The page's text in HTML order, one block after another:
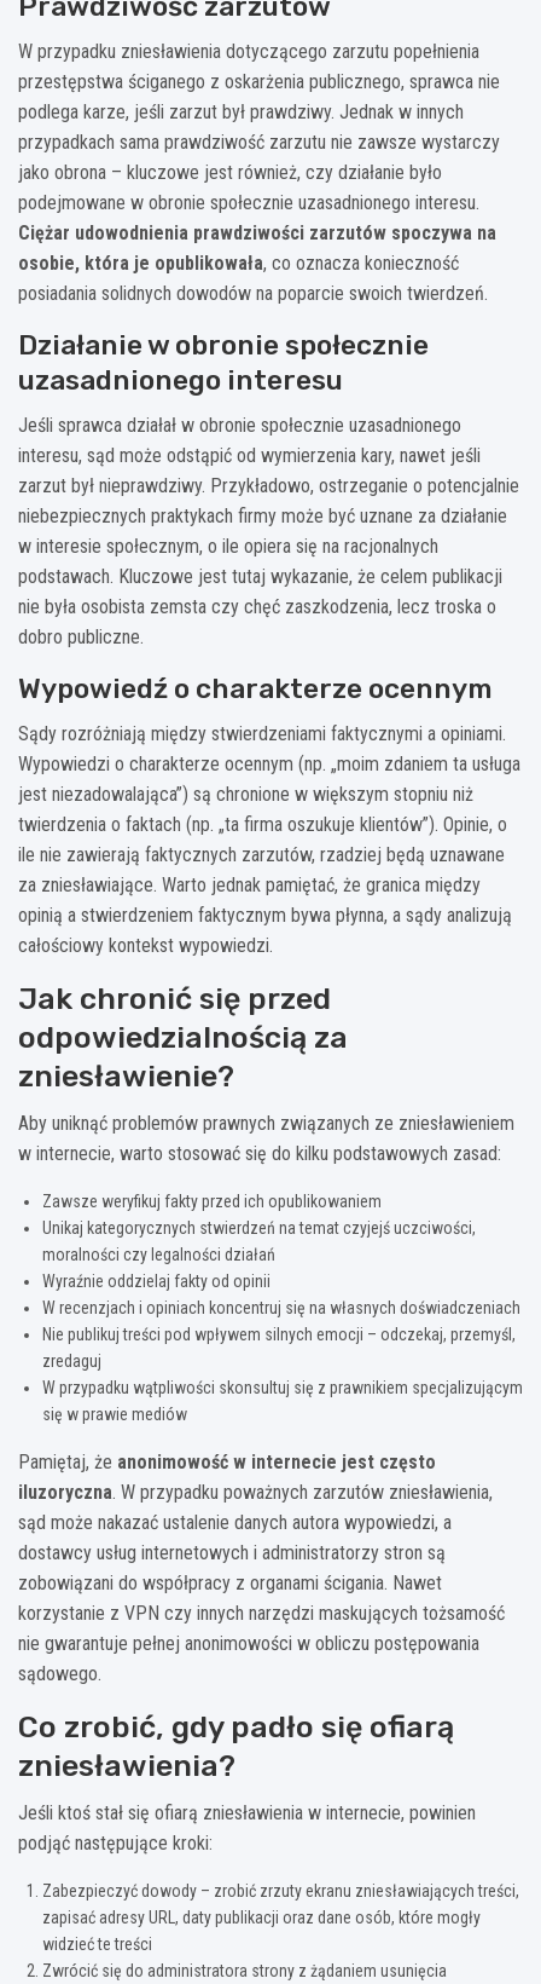
W przypadku zniesławienia dotyczącego zarzutu popełnienia
przestępstwa ściganego z oskarżenia publicznego, sprawca nie
podlega karze, jeśli zarzut był prawdziwy. Jednak w innych
przypadkach sama prawdziwość zarzutu nie zawsze wystarczy
jako obrona – kluczowe jest również, czy działanie było
podejmowane w obronie społecznie uzasadnionego interesu.
Ciężar udowodnienia prawdziwości zarzutów spoczywa na
osobie, która je opublikowała, co oznacza konieczność
posiadania solidnych dowodów na poparcie swoich twierdzeń.
Działanie w obronie społecznie
uzasadnionego interesu
Jeśli sprawca działał w obronie społecznie uzasadnionego
interesu, sąd może odstąpić od wymierzenia kary, nawet jeśli
zarzut był nieprawdziwy. Przykładowo, ostrzeganie o potencjalnie
niebezpiecznych praktykach firmy może być uznane za działanie
w interesie społecznym, o ile opiera się na racjonalnych
podstawach. Kluczowe jest tutaj wykazanie, że celem publikacji
nie była osobista zemsta czy chęć zaszkodzenia, lecz troska o
dobro publiczne.
Wypowiedź o charakterze ocennym
Sądy rozróżniają między stwierdzeniami faktycznymi a opiniami.
Wypowiedzi o charakterze ocennym (np. „moim zdaniem ta usługa
jest niezadowalająca”) są chronione w większym stopniu niż
twierdzenia o faktach (np. „ta firma oszukuje klientów”). Opinie, o
ile nie zawierają faktycznych zarzutów, rzadziej będą uznawane
za zniesławiające. Warto jednak pamiętać, że granica między
opinią a stwierdzeniem faktycznym bywa płynna, a sądy analizują
całościowy kontekst wypowiedzi.
Jak chronić się przed
odpowiedzialnością za
zniesławienie?
Aby uniknąć problemów prawnych związanych ze zniesławieniem
w internecie, warto stosować się do kilku podstawowych zasad:
Zawsze weryfikuj fakty przed ich opublikowaniem
Unikaj kategorycznych stwierdzeń na temat czyjejś uczciwości,
moralności czy legalności działań
Wyraźnie oddzielaj fakty od opinii
W recenzjach i opiniach koncentruj się na własnych doświadczeniach
Nie publikuj treści pod wpływem silnych emocji – odczekaj, przemyśl,
zredaguj
W przypadku wątpliwości skonsultuj się z prawnikiem specjalizującym
się w prawie mediów
Pamiętaj, że anonimowość w internecie jest często
iluzoryczna. W przypadku poważnych zarzutów zniesławienia,
sąd może nakazać ustalenie danych autora wypowiedzi, a
dostawcy usług internetowych i administratorzy stron są
zobowiązani do współpracy z organami ścigania. Nawet
korzystanie z VPN czy innych narzędzi maskujących tożsamość
nie gwarantuje pełnej anonimowości w obliczu postępowania
sądowego.
Co zrobić, gdy padło się ofiarą
zniesławienia?
Jeśli ktoś stał się ofiarą zniesławienia w internecie, powinien
podjąć następujące kroki:
Zabezpieczyć dowody – zrobić zrzuty ekranu zniesławiających treści,
zapisać adresy URL, daty publikacji oraz dane osób, które mogły
widzieć te treści
Zwrócić się do administratora strony z żądaniem usunięcia